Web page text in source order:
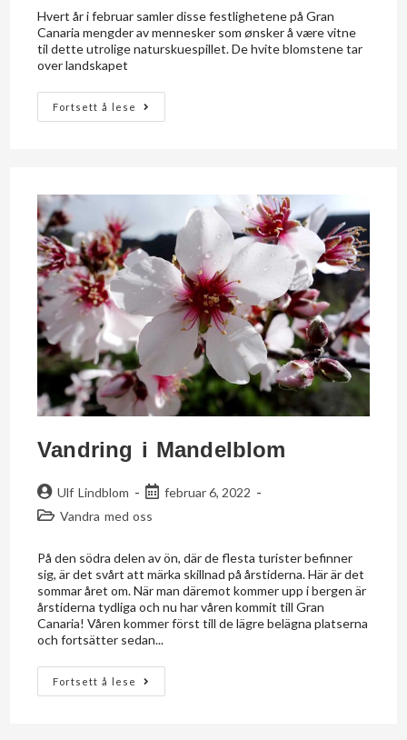
Hvert år i februar samler disse festlighetene på Gran
Canaria mengder av mennesker som ønsker å være vitne
til dette utrolige naturskuespillet. De hvite blomstene tar
over landskapet
Fortsett å lese
Vandring i Mandelblom
Ulf Lindblom
februar 6, 2022
Vandra med oss
På den södra delen av ön, där de flesta turister befinner
sig, är det svårt att märka skillnad på årstiderna. Här är det
sommar året om. När man däremot kommer upp i bergen är
årstiderna tydliga och nu har våren kommit till Gran
Canaria! Våren kommer först till de lägre belägna platserna
och fortsätter sedan...
Fortsett å lese